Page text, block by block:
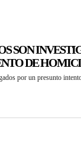
SON
DE
por un presunto